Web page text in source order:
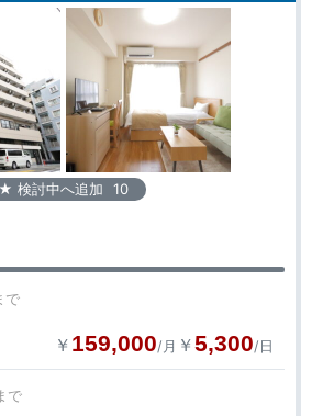
★ 検討中へ追加 10
で
￥ 159,000/月 ￥5,300/日
で